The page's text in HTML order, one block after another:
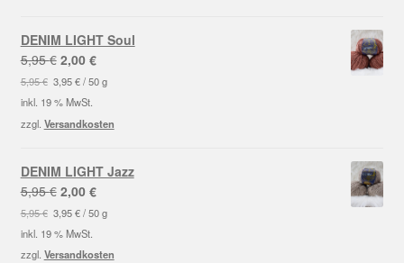
DENIM LIGHT Soul
5,95€ Ursprünglicher
Preis
war:
5,95 €
2,00 €Aktueller
Preis
2,00 €.
5,95€ 3,95€/50 g
inkl. 19 % MwSt.
zzgl. Versandkosten
DENIM LIGHT Jazz
5,95€ Ursprünglicher
Preis
war:
5,95 €
2,00 €Aktueller
Preis
2,00 €.
5,95€ 3,95€/50 g
inkl. 19 % MwSt.
zzgl. Versandkosten